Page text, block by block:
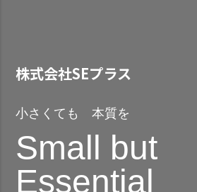
株式会社SEプラス
小さくても 本質を
Small but
Essential